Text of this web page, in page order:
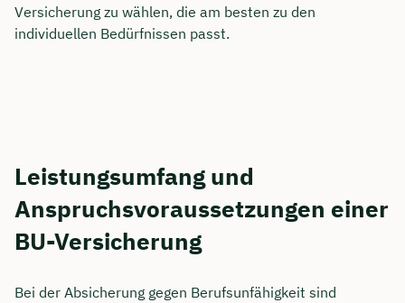
Versicherung zu wählen, die am besten zu den
individuellen Bedürfnissen passt.
Leistungsumfang und
Anspruchsvoraussetzungen einer
BU-Versicherung
Bei der Absicherung gegen Berufsunfähigkeit sind